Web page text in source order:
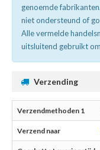
genoemde
niet ondersteund of
Alle vermelde
uitsluitend gebruikt
Verzending